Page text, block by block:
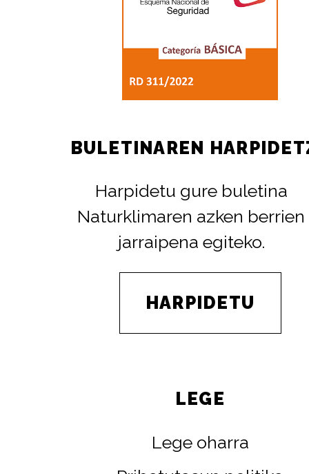
BULETINAREN
Harpidetu gure buletina
Naturklimaren azken berrien
jarraipena egiteko.
HARPIDETU
LEGE
Lege oharra